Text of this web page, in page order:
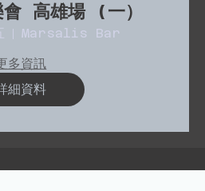
會 高雄場 (一）
Marsalis Bar
多資訊
細資料